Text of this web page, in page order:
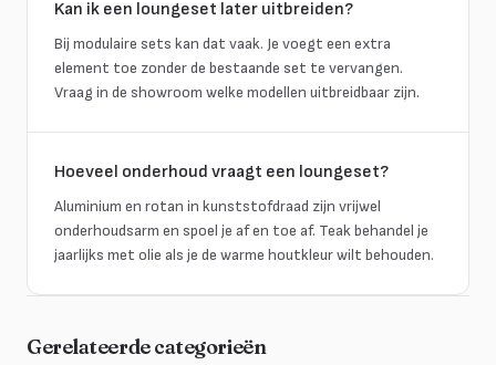
Kan ik een loungeset later uitbreiden?
Bij modulaire sets kan dat vaak. Je voegt een extra
element toe zonder de bestaande set te vervangen.
Vraag in de showroom welke modellen uitbreidbaar zijn.
Hoeveel onderhoud vraagt een loungeset?
Aluminium en rotan in kunststofdraad zijn vrijwel
onderhoudsarm en spoel je af en toe af. Teak behandel je
jaarlijks met olie als je de warme houtkleur wilt behouden.
Gerelateerde categorieën